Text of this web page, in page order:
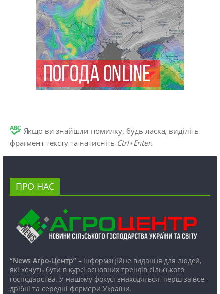
Якщо ви знайшли помилку, будь ласка, виділіть
фрагмент тексту та натисніть Ctrl+Enter.
ПРО НАС
“News Агро-Центр”– інформаційне видання для людей,
які хочуть бути в курсі основних трендів сільського
господарства. У нашому фокусі знаходяться, перш за все,
дрібні та середні фермери України.